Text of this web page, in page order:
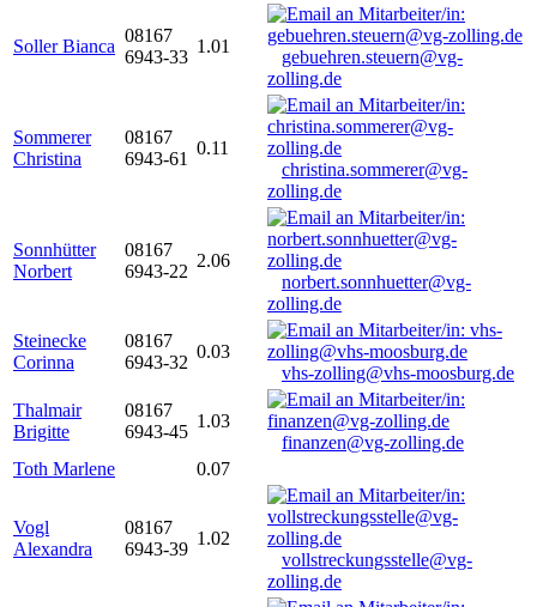
Soller Bianca
08167
6943-33
1.01
gebuehren.steuern@vg-
zolling.de
Sommerer
Christina
08167
6943-61
0.11
christina.sommerer@vg-
zolling.de
Sonnhütter
Norbert
08167
6943-22
2.06
norbert.sonnhuetter@vg-
zolling.de
Steinecke
Corinna
08167
6943-32
0.03
vhs-zolling@vhs-moosburg.de
Thalmair
Brigitte
08167
6943-45
1.03
finanzen@vg-zolling.de
Toth Marlene
0.07
Vogl
Alexandra
08167
6943-39
1.02
vollstreckungsstelle@vg-
zolling.de